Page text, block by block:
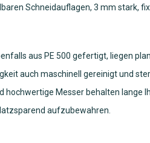
Schneidauflagen, 3 mm stark,
aus PE 500 gefertigt, liegen
auch maschinell gereinigt und
Messer behalten lange
aufzubewahren.